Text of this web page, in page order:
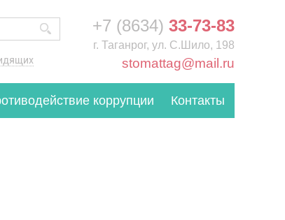
+7 (8634) 33-73-83
г. Таганрог, ул. С.Шило, 198
stomattag@mail.ru
коррупции Контакты